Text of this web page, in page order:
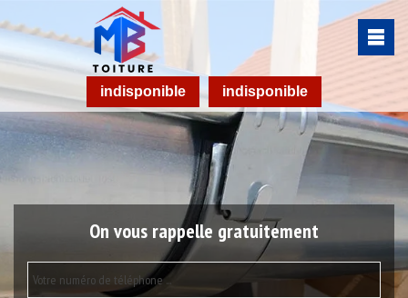
indisponible indisponible
On vous rappelle gratuitement